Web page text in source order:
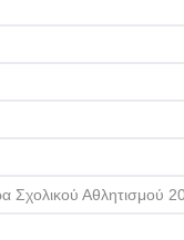
Σχολικού Αθλητισμού